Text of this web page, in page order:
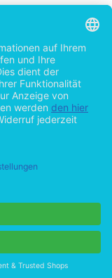
im Wandel
GmbH